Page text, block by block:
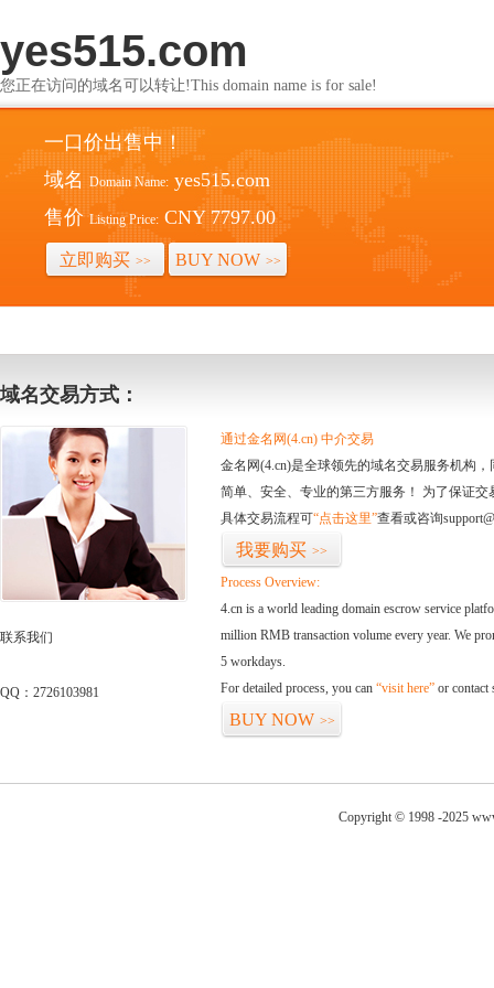
yes515.com
您正在访问的域名可以转让!This domain name is for sale!
一口价出售中！
域名 Domain Name: yes515.com
售价 Listing Price: CNY 7797.00
立即购买 >> BUY NOW >>
域名交易方式：
联系我们
QQ：2726103981
通过金名网(4.cn) 中介交易
金名网(4.cn)是全球领先的域名交易服务机构
简单、安全、专业的第三方服务！ 为了保证
具体交易流程可“点击这里”查看或咨询
我要购买 >>
Process Overview:
4.cn is a world leading domain escrow service
million RMB transaction volume every year. We
5 workdays.
For detailed process, you can “visit here” or contact
BUY NOW >>
Copyright © 1998 -2025